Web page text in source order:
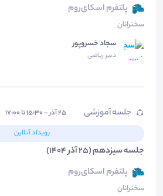
پلتفرم اسکای‌روم
سخنرانان
سجاد خسروپور
دبیر ریاضی
جلسه آموزشی
۲۵ آذر - ۱۵:۳۰ تا ۱۷:۰۰
رویداد آنلاین
جلسه سیزدهم (25 آذر 1404)
پلتفرم اسکای‌روم
سخنرانان